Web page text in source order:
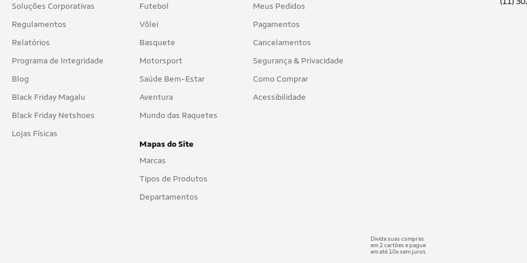
Soluções Corporativas
Regulamentos
Relatórios
Programa de Integridade
Blog
Black Friday Magalu
Black Friday Netshoes
Lojas Físicas
Futebol
Vôlei
Basquete
Motorsport
Saúde Bem-Estar
Aventura
Mundo das Raquetes
Mapas do Site
Marcas
Tipos de Produtos
Departamentos
Meus Pedidos
Pagamentos
Cancelamentos
Segurança & Privacidade
Como Comprar
Acessibilidade
Divida suas compras
em 2 cartões e pague
em até 10x sem juros